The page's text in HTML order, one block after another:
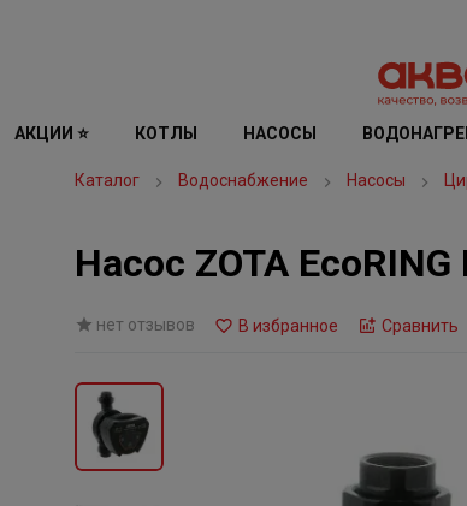
АКЦИИ ⭐ КОТЛЫ НАСОСЫ
Каталог Водоснабжение Насосы
Насос ZOTA
нет отзывов В избранное Сравнить